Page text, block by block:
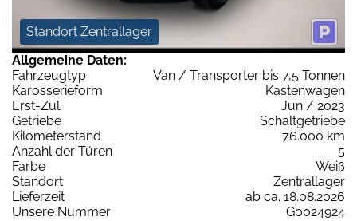
Standort Zentrallager
Allgemeine Daten:
Fahrzeugtyp
Van / Transporter bis 7,5 Tonnen
Karosserieform
Kastenwagen
Erst-Zul.
Jun / 2023
Getriebe
Schaltgetriebe
Kilometerstand
76.000 km
Anzahl der Türen
5
Farbe
Weiß
Standort
Zentrallager
Lieferzeit
ab ca. 18.08.2026
Unsere Nummer
G0024924